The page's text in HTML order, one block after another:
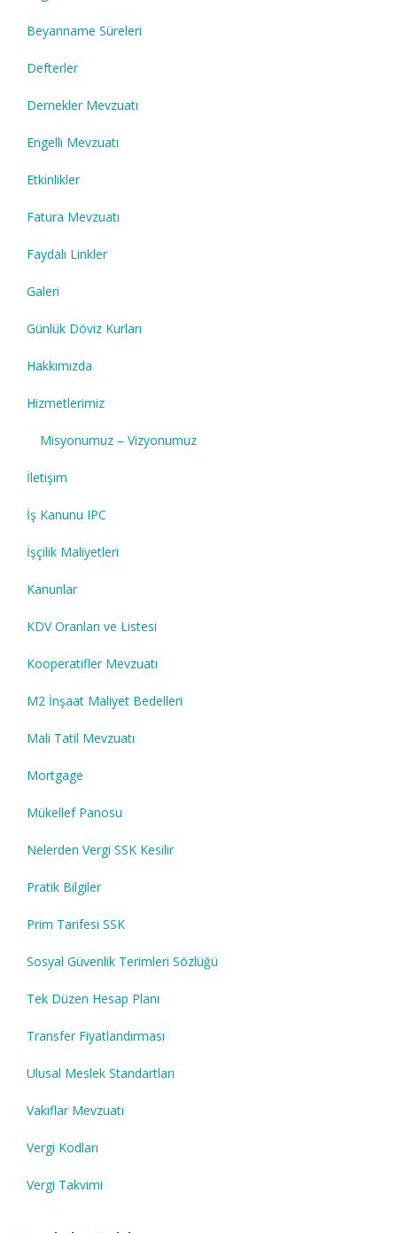
Beyanname Süreleri
Defterler
Dernekler Mevzuatı
Engelli Mevzuatı
Etkinlikler
Fatura Mevzuatı
Faydalı Linkler
Galeri
Günlük Döviz Kurları
Hakkımızda
Hizmetlerimiz
Misyonumuz – Vizyonumuz
İletişim
İş Kanunu IPC
İşçilik Maliyetleri
Kanunlar
KDV Oranları ve Listesi
Kooperatifler Mevzuatı
M2 İnşaat Maliyet Bedelleri
Mali Tatil Mevzuatı
Mortgage
Mükellef Panosu
Nelerden Vergi SSK Kesilir
Pratik Bilgiler
Prim Tarifesi SSK
Sosyal Güvenlik Terimleri Sözlüğü
Tek Düzen Hesap Planı
Transfer Fiyatlandırması
Ulusal Meslek Standartları
Vakıflar Mevzuatı
Vergi Kodları
Vergi Takvimi